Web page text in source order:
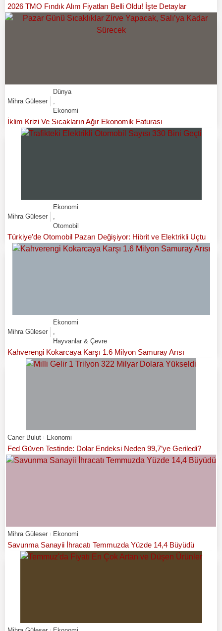
2026 TMO Fındık Alım Fiyatları Belli Oldu! İşte Detaylar
Mihra Güleser
Dünya
,
Ekonomi
İklim Krizi Ve Sıcakların Ağır Ekonomik Faturası
Mihra Güleser
Ekonomi
,
Otomobil
Türkiye’de Otomobil Pazarı Değişiyor: Hibrit ve Elektrikli Uçtu
Mihra Güleser
Ekonomi
,
Hayvanlar & Çevre
Kahverengi Kokarcaya Karşı 1.6 Milyon Samuray Arısı
Caner Bulut Ekonomi
Fed Güven Testinde: Dolar Endeksi Neden 99,7’ye Geriledi?
Mihra Güleser Ekonomi
Savunma Sanayii İhracatı Temmuzda Yüzde 14,4 Büyüdü